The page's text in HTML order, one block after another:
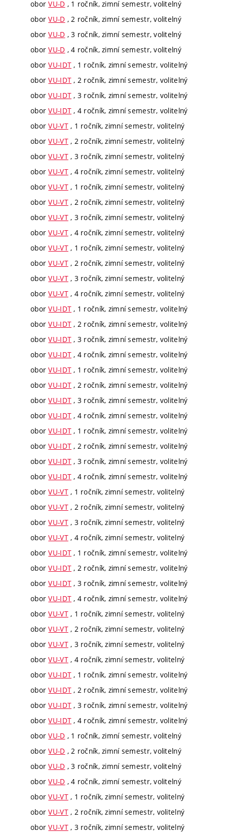
oborVU-D , 1 ročník, zimní semestr, volitelný
oborVU-D , 2 ročník, zimní semestr, volitelný
oborVU-D , 3 ročník, zimní semestr, volitelný
oborVU-D , 4 ročník, zimní semestr, volitelný
oborVU-IDT , 1 ročník, zimní semestr, volitelný
oborVU-IDT , 2 ročník, zimní semestr, volitelný
oborVU-IDT , 3 ročník, zimní semestr, volitelný
oborVU-IDT , 4 ročník, zimní semestr, volitelný
oborVU-VT, 1 ročník, zimní semestr, volitelný
oborVU-VT, 2 ročník, zimní semestr, volitelný
oborVU-VT, 3 ročník, zimní semestr, volitelný
oborVU-VT, 4 ročník, zimní semestr, volitelný
oborVU-VT, 1 ročník, zimní semestr, volitelný
oborVU-VT, 2 ročník, zimní semestr, volitelný
oborVU-VT, 3 ročník, zimní semestr, volitelný
oborVU-VT, 4 ročník, zimní semestr, volitelný
oborVU-VT, 1 ročník, zimní semestr, volitelný
oborVU-VT, 2 ročník, zimní semestr, volitelný
oborVU-VT, 3 ročník, zimní semestr, volitelný
oborVU-VT, 4 ročník, zimní semestr, volitelný
oborVU-IDT , 1 ročník, zimní semestr, volitelný
oborVU-IDT , 2 ročník, zimní semestr, volitelný
oborVU-IDT , 3 ročník, zimní semestr, volitelný
oborVU-IDT , 4 ročník, zimní semestr, volitelný
oborVU-IDT , 1 ročník, zimní semestr, volitelný
oborVU-IDT , 2 ročník, zimní semestr, volitelný
oborVU-IDT , 3 ročník, zimní semestr, volitelný
oborVU-IDT , 4 ročník, zimní semestr, volitelný
oborVU-IDT , 1 ročník, zimní semestr, volitelný
oborVU-IDT , 2 ročník, zimní semestr, volitelný
oborVU-IDT , 3 ročník, zimní semestr, volitelný
oborVU-IDT , 4 ročník, zimní semestr, volitelný
oborVU-VT, 1 ročník, zimní semestr, volitelný
oborVU-VT, 2 ročník, zimní semestr, volitelný
oborVU-VT, 3 ročník, zimní semestr, volitelný
oborVU-VT, 4 ročník, zimní semestr, volitelný
oborVU-IDT , 1 ročník, zimní semestr, volitelný
oborVU-IDT , 2 ročník, zimní semestr, volitelný
oborVU-IDT , 3 ročník, zimní semestr, volitelný
oborVU-IDT , 4 ročník, zimní semestr, volitelný
oborVU-VT, 1 ročník, zimní semestr, volitelný
oborVU-VT, 2 ročník, zimní semestr, volitelný
oborVU-VT, 3 ročník, zimní semestr, volitelný
oborVU-VT, 4 ročník, zimní semestr, volitelný
oborVU-IDT , 1 ročník, zimní semestr, volitelný
oborVU-IDT , 2 ročník, zimní semestr, volitelný
oborVU-IDT , 3 ročník, zimní semestr, volitelný
oborVU-IDT , 4 ročník, zimní semestr, volitelný
oborVU-D , 1 ročník, zimní semestr, volitelný
oborVU-D , 2 ročník, zimní semestr, volitelný
oborVU-D , 3 ročník, zimní semestr, volitelný
oborVU-D , 4 ročník, zimní semestr, volitelný
oborVU-VT, 1 ročník, zimní semestr, volitelný
oborVU-VT, 2 ročník, zimní semestr, volitelný
oborVU-VT, 3 ročník, zimní semestr, volitelný